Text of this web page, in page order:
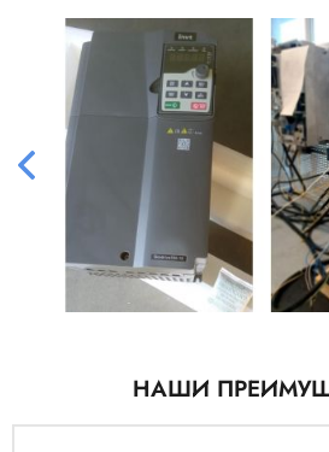
НАШИ